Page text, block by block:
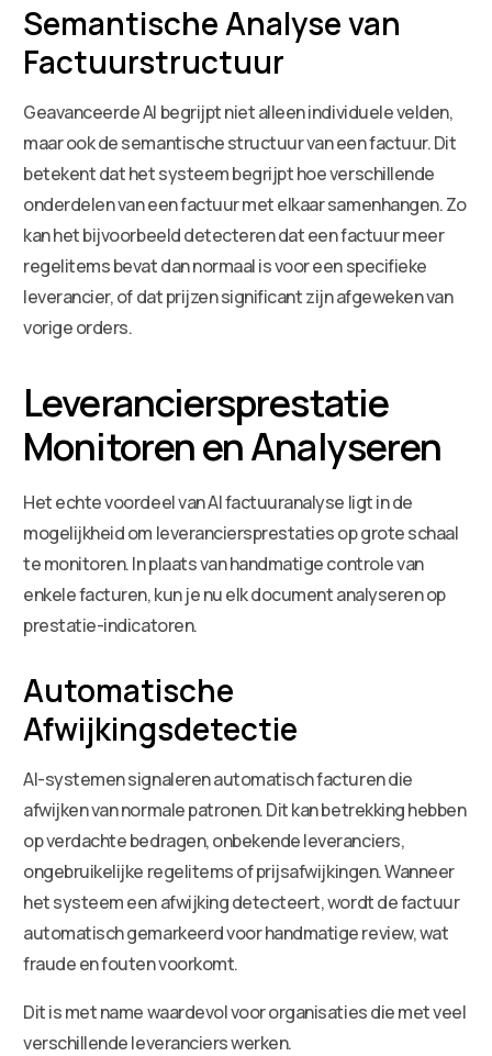
Semantische Analyse van
Factuurstructuur
Geavanceerde AI begrijpt niet alleen individuele velden,
maar ook de semantische structuur van een factuur. Dit
betekent dat het systeem begrijpt hoe verschillende
onderdelen van een factuur met elkaar samenhangen. Zo
kan het bijvoorbeeld detecteren dat een factuur meer
regelitems bevat dan normaal is voor een specifieke
leverancier, of dat prijzen significant zijn afgeweken van
vorige orders.
Leveranciersprestatie
Monitoren en Analyseren
Het echte voordeel van AI factuuranalyse ligt in de
mogelijkheid om leveranciersprestaties op grote schaal
te monitoren. In plaats van handmatige controle van
enkele facturen, kun je nu elk document analyseren op
prestatie-indicatoren.
Automatische
Afwijkingsdetectie
AI-systemen signaleren automatisch facturen die
afwijken van normale patronen. Dit kan betrekking hebben
op verdachte bedragen, onbekende leveranciers,
ongebruikelijke regelitems of prijsafwijkingen. Wanneer
het systeem een afwijking detecteert, wordt de factuur
automatisch gemarkeerd voor handmatige review, wat
fraude en fouten voorkomt.
Dit is met name waardevol voor organisaties die met veel
verschillende leveranciers werken.